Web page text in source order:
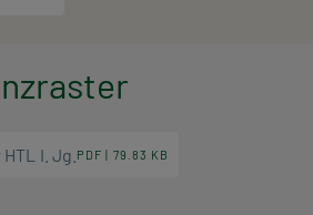
I. Jg. PDF | 79.83 KB